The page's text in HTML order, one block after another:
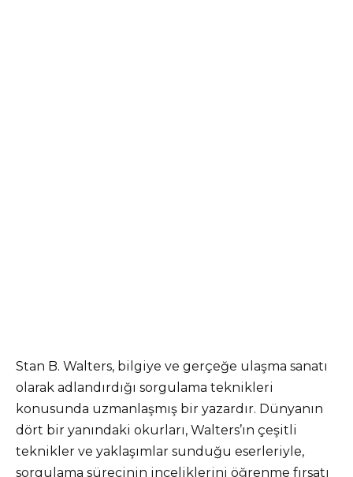
Stan B. Walters, bilgiye ve gerçeğe ulaşma sanatı
olarak adlandırdığı sorgulama teknikleri
konusunda uzmanlaşmış bir yazardır. Dünyanın
dört bir yanındaki okurları, Walters’ın çeşitli
teknikler ve yaklaşımlar sunduğu eserleriyle,
sorgulama sürecinin inceliklerini öğrenme fırsatı